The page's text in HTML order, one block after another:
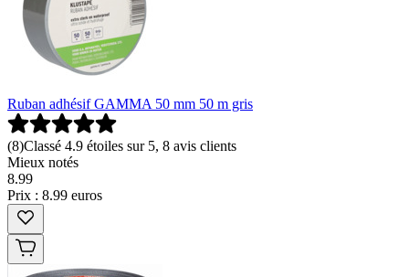
Ruban adhésif GAMMA 50 mm 50 m gris
(8)Classé 4.9 étoiles sur 5, 8 avis clients
Mieux notés
8.99
Prix : 8.99 euros